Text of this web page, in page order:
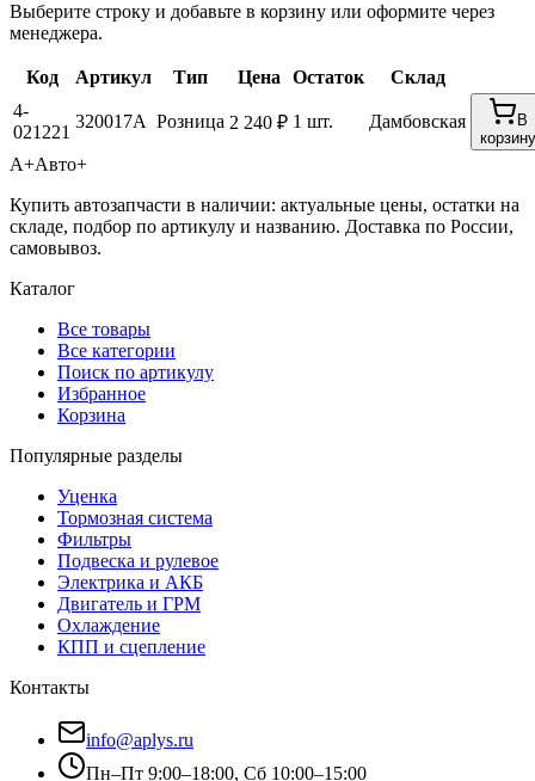
Выберите строку и добавьте в корзину или оформите через
менеджера.
Код Артикул Тип Цена Остаток
Склад
4-
021221
320017A Розница 2 240 ₽ 1 шт. Дамбовская
В
корзину
А+Авто+
Купить автозапчасти в наличии: актуальные цены, остатки на
складе, подбор по артикулу и названию. Доставка по России,
самовывоз.
Каталог
Все товары
Все категории
Поиск по артикулу
Избранное
Корзина
Популярные разделы
Уценка
Тормозная система
Фильтры
Подвеска и рулевое
Электрика и АКБ
Двигатель и ГРМ
Охлаждение
КПП и сцепление
Контакты
info@aplys.ru
Пн–Пт 9:00–18:00, Сб 10:00–15:00